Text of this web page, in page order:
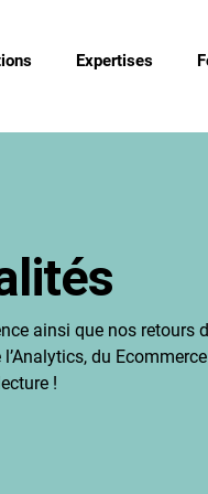
Expertises
ainsi que nos retours
du
!